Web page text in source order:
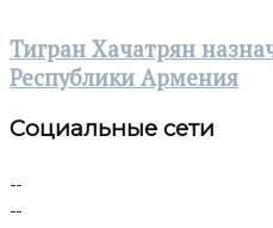
Тигран Хачатрян
Республики Армения
Социальные сети